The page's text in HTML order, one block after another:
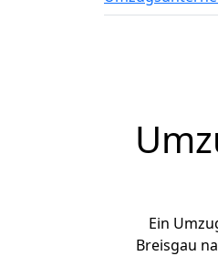
Ein
Breisgau